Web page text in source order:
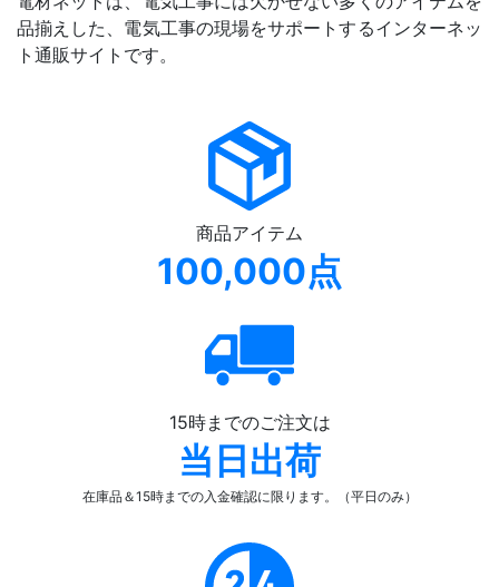
品揃えした、電気工事の現場をサポートするインターネッ
ト通販サイトです。
商品アイテム
100,000点
15時までのご注文は
当日出荷
在庫品＆15時までの入金確認に限ります。（平日のみ）